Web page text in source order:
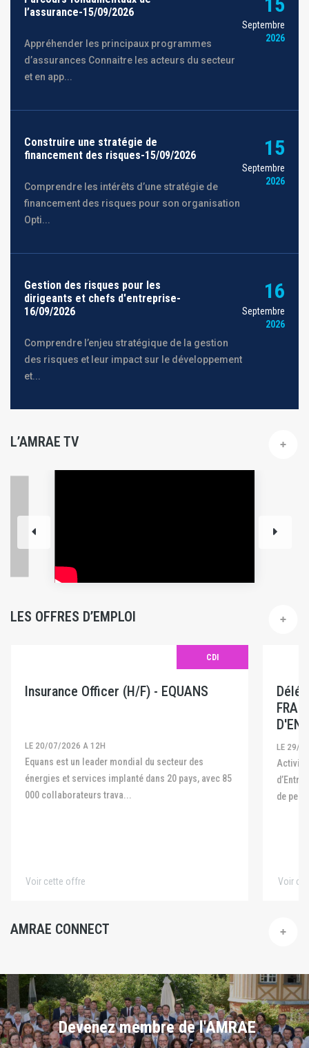
l’assurance-15/09/2026
Appréhender les principaux programmes
d’assurances Connaitre les acteurs du secteur
et en app...
Septembre
2026
Construire une stratégie de
financement des risques-15/09/2026
Comprendre les intérêts d’une stratégie de
financement des risques pour son organisation
Opti...
15
Septembre
2026
Gestion des risques pour les
dirigeants et chefs d'entreprise-
16/09/2026
Comprendre l’enjeu stratégique de la gestion
des risques et leur impact sur le développement
et...
16
Septembre
2026
L’AMRAE TV
LES OFFRES D’EMPLOI
CDI
Insurance Officer (H/F) - EQUANS
LE 20/07/2026 A 12H
Equans est un leader mondial du secteur des
énergies et services implanté dans 20 pays, avec 85
000 collaborateurs trava...
Voir cette offre
LE 29/
Activité La Fédération Française des Captives
de
Voir
AMRAE CONNECT
Devenez membre de l'AMRAE